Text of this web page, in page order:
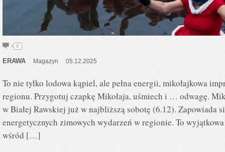
0
ERAWA Magazyn 05.12.2025
To nie tylko lodowa kąpiel, ale pełna energii, mikołajkowa
regionu. Przygotuj czapkę Mikołaja, uśmiech i … odwagę.
w Białej Rawskiej już w najbliższą sobotę (6.12). Zapowiada
energetycznych zimowych wydarzeń w regionie. To
wśród […]